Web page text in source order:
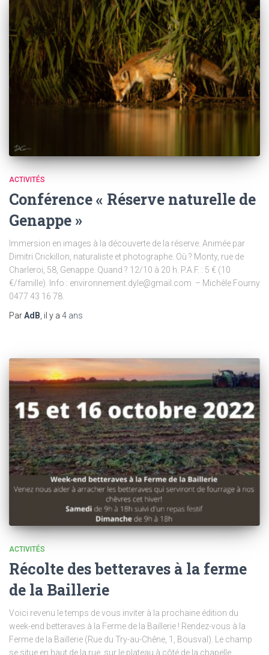
ACTIVITÉS
Conférence « Réserve naturelle de
Genappe »
Immersion en images à la découverte de la réserve. Animée par
Dimitri Crickillon, naturaliste et photographe. Où ? Monty, rue de
Charleroi, 58, Genappe. Quand ? 12/10 à 20 h. P.A.F. : 5 € (10
€/famille). Info : environnement.dyle@gmail.com – Michèle Fourny
0477 43 16 78.
ParAdB, il y a 4 ans
ACTIVITÉS
Récolte des betteraves à la ferme
de la Baillerie
Voici revenu le temps de vous inviter à la prochaine édition du
week-end betteraves à la Ferme de la Baillerie ! Rendez-vous à la
Ferme de la Baillerie (Rue du Try-au-Chêne, 1, Bousval). Le champ
se situe en haut de la rue, sur le plateau à côté de la chapelle